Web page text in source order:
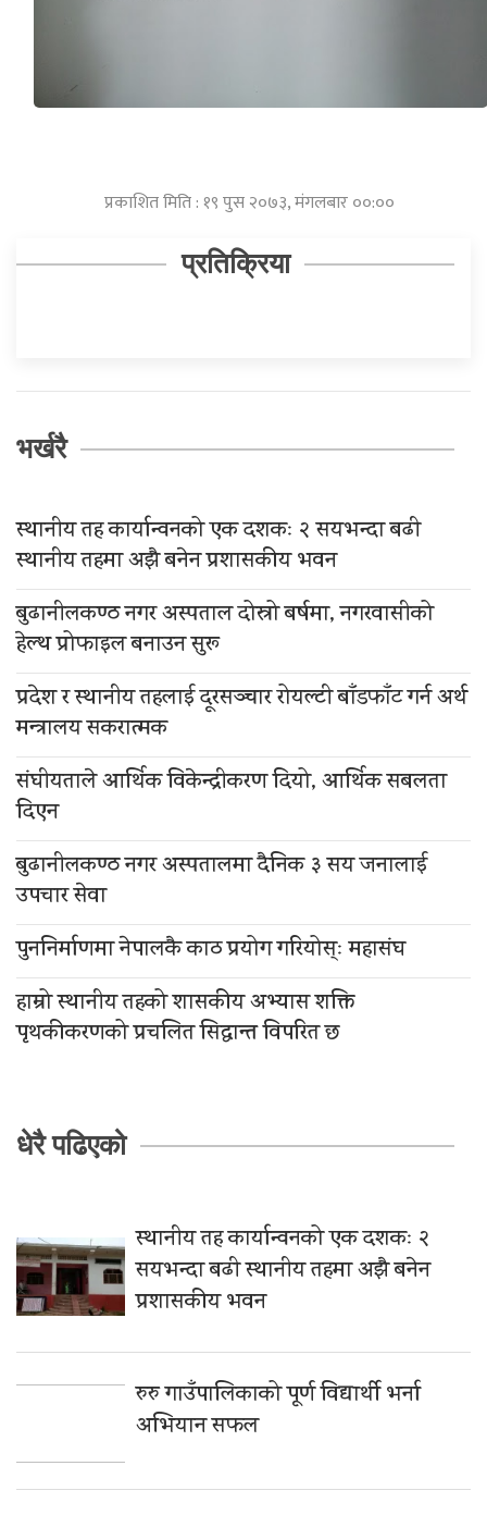
प्रकाशित मिति : १९ पुस २०७३, मंगलबार ००:००
प्रतिक्रिया
भर्खरै
स्थानीय तह कार्यान्वनको एक दशकः २ सयभन्दा बढी
स्थानीय तहमा अझै बनेन प्रशासकीय भवन
बुढानीलकण्ठ नगर अस्पताल दोस्रो बर्षमा, नगरवासीको
हेल्थ प्रोफाइल बनाउन सुरू
प्रदेश र स्थानीय तहलाई दूरसञ्चार रोयल्टी बाँडफाँट गर्न अर्थ
मन्त्रालय सकरात्मक
संघीयताले आर्थिक विकेन्द्रीकरण दियो, आर्थिक सबलता
दिएन
बुढानीलकण्ठ नगर अस्पतालमा दैनिक ३ सय जनालाई
उपचार सेवा
पुननिर्माणमा नेपालकै काठ प्रयोग गरियोस्ः महासंघ
हाम्रो स्थानीय तहको शासकीय अभ्यास शक्ति
पृथकीकरणको प्रचलित सिद्धान्त विपरित छ
धेरै पढिएको
स्थानीय तह कार्यान्वनको एक दशकः २
सयभन्दा बढी स्थानीय तहमा अझै बनेन
प्रशासकीय भवन
रुरु गाउँपालिकाको पूर्ण विद्यार्थी भर्ना
अभियान सफल